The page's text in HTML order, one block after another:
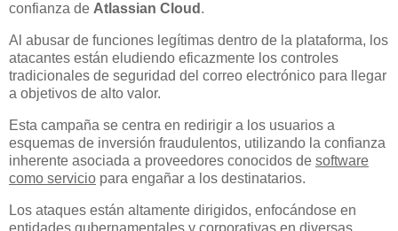
confianza de Atlassian Cloud .
Al abusar de funciones legítimas dentro de la plataforma, los
atacantes están eludiendo eficazmente los controles
tradicionales de seguridad del correo electrónico para llegar
a objetivos de alto valor.
Esta campaña se centra en redirigir a los usuarios a
esquemas de inversión fraudulentos, utilizando la confianza
inherente asociada a proveedores conocidos de software
como servicio para engañar a los destinatarios.
Los ataques están altamente dirigidos, enfocándose en
entidades gubernamentales y corporativas en diversas